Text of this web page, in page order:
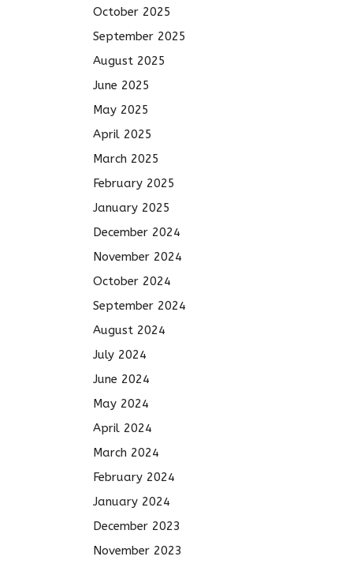
October 2025
September 2025
August 2025
June 2025
May 2025
April 2025
March 2025
February 2025
January 2025
December 2024
November 2024
October 2024
September 2024
August 2024
July 2024
June 2024
May 2024
April 2024
March 2024
February 2024
January 2024
December 2023
November 2023